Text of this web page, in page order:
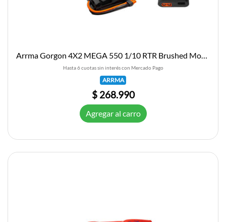
Hasta 6 cuotas sin interés con Mercado Pago
ARRMA
$ 268.990
Agregar al carro